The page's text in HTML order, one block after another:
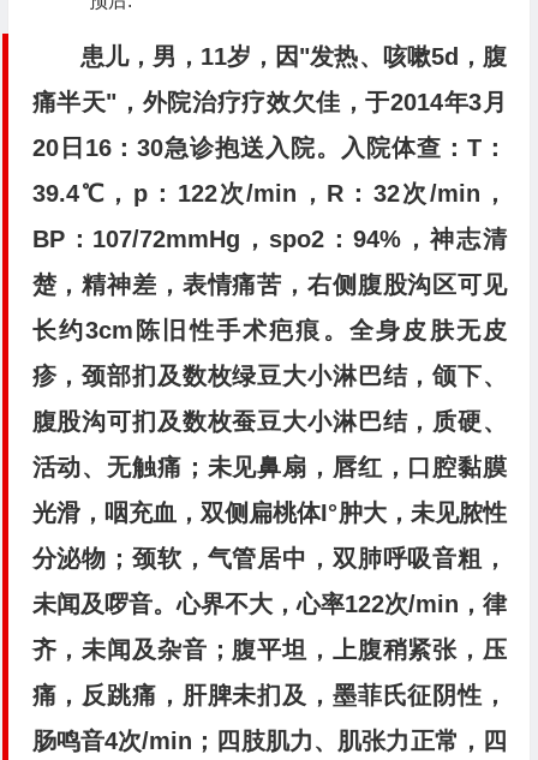
患儿，男，11岁，因"发热、咳嗽5d，腹
痛半天"，外院治疗疗效欠佳，于2014年3月
20日16：30急诊抱送入院。入院体查：T：
39.4℃，p：122次/min，R：32次/min，
BP：107/72mmHg，spo2：94%，神志清
楚，精神差，表情痛苦，右侧腹股沟区可见
长约3cm陈旧性手术疤痕。全身皮肤无皮
疹，颈部扪及数枚绿豆大小淋巴结，颌下、
腹股沟可扪及数枚蚕豆大小淋巴结，质硬、
活动、无触痛；未见鼻扇，唇红，口腔黏膜
光滑，咽充血，双侧扁桃体I°肿大，未见脓性
分泌物；颈软，气管居中，双肺呼吸音粗，
未闻及啰音。心界不大，心率122次/min，律
齐，未闻及杂音；腹平坦，上腹稍紧张，压
痛，反跳痛，肝脾未扪及，墨菲氏征阴性，
肠鸣音4次/min；四肢肌力、肌张力正常，四